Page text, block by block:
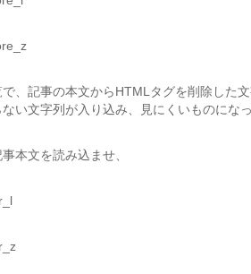
で、記事の本文からHTMLタグを削除した
い文字列が入り込み、見にくいものになっ
本文を読み込ませ、